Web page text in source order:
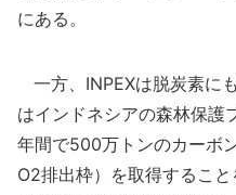
にある。
一方、INPEXは脱炭素に
はインドネシアの森林保護
年間で500万トンのカーボ
O2排出枠）を取得するこ